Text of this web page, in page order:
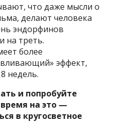
что даже мысли о
делают человека
эндорфинов
на треть.
более
эффект,
недель.
и попробуйте
на это —
в кругосветное